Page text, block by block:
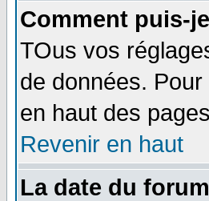
Comment puis-
TOus vos
de données.
en haut des
Revenir en haut
La date du